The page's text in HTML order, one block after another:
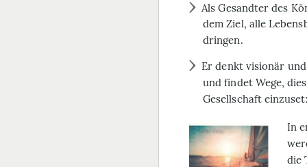
Als Gesandter des
dem Ziel, alle
dringen.
Er denkt visionär
und findet Wege,
Gesellschaft
In
die